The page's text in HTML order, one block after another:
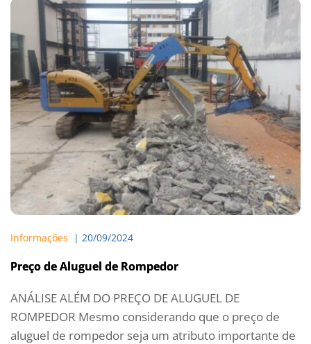
Informações
  |
20/09/2024
Preço de Aluguel de Rompedor
ANÁLISE ALÉM DO PREÇO DE ALUGUEL DE
ROMPEDOR Mesmo considerando que o preço de
aluguel de rompedor seja um atributo importante de